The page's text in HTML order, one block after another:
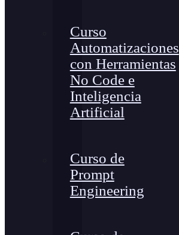
Curso
Automatizaciones
con Herramientas
No Code e
Inteligencia
Artificial
Curso de
Prompt
Engineering